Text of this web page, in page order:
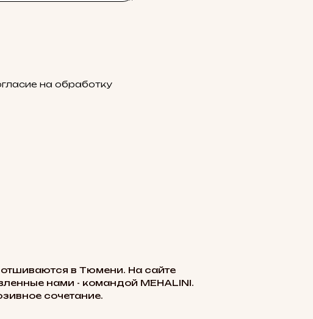
на обработку
в Тюмени. На сайте
нами - командой MEHALINI.
сочетание.